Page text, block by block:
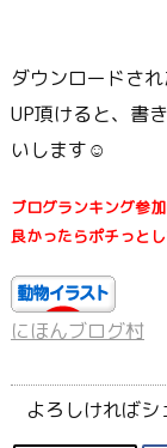
ダウンロードさ
UP頂けると、書
いします☺
ブログランキング参加
良かったらポチっとし
にほんブログ村
よろしければ